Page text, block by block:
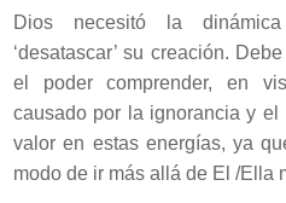
Dios necesitó la
‘desatascar’ su creación.
el poder comprender, en
causado por la ignorancia y
valor en estas energías, ya
modo de ir más allá de El /Ella